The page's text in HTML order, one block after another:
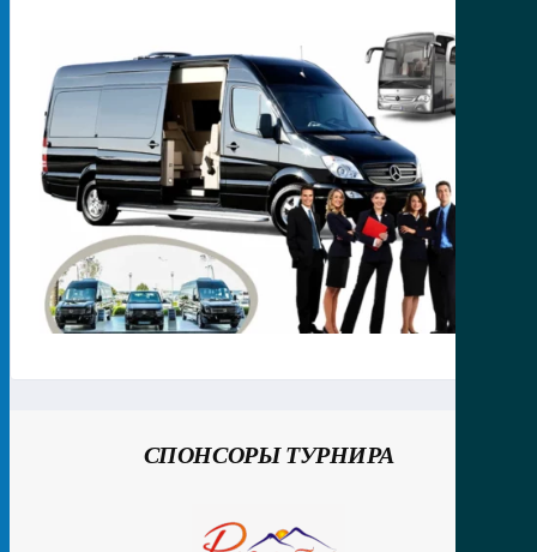
СПОНСОРЫ ТУРНИРА